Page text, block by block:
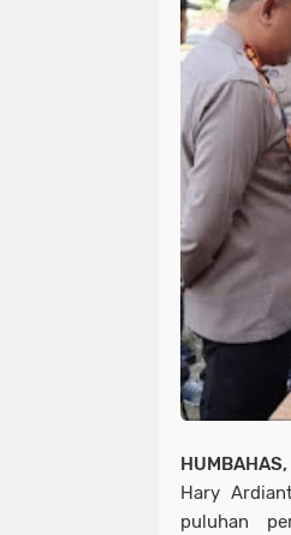
Hary
puluhan